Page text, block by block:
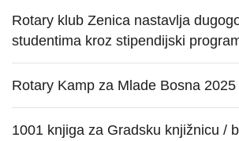
Rotary klub Zenica nastavlja
studentima kroz stipendijski
Rotary Kamp za Mlade Bosna 2025
1001 knjiga za Gradsku knjižnicu /